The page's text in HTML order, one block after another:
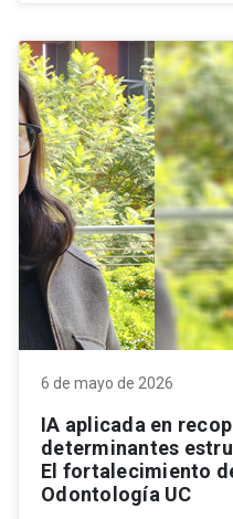
6 de mayo de 2026
IA aplicada en
determinantes
El fortalecimiento
Odontología UC